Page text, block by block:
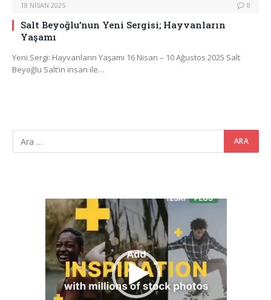
18 NISAN 2025 0
Salt Beyoğlu’nun Yeni Sergisi; Hayvanların
Yaşamı
Yeni Sergi: Hayvanların Yaşamı 16 Nisan – 10 Ağustos 2025 Salt
Beyoğlu Salt’ın insan ile…
Video
oynatıcı